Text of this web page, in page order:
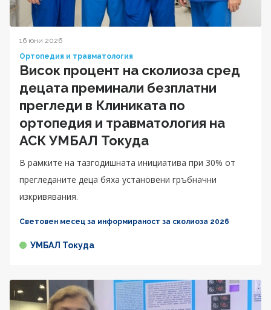
16 юни 2026
Ортопедия и травматология
Висок процент на сколиоза сред
децата преминали безплатни
прегледи в Клиниката по
ортопедия и травматология на
АСК УМБАЛ Токуда
В рамките на тазгодишната инициатива при 30% от
прегледаните деца бяха установени гръбначни
изкривявания.
Световен месец за информираност за сколиоза 2026
УМБАЛ Токуда